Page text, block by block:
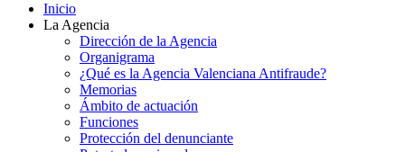
Inicio
La Agencia
Dirección de la Agencia
Organigrama
¿Qué es la Agencia Valenciana Antifraude?
Memorias
Ámbito de actuación
Funciones
Protección del denunciante